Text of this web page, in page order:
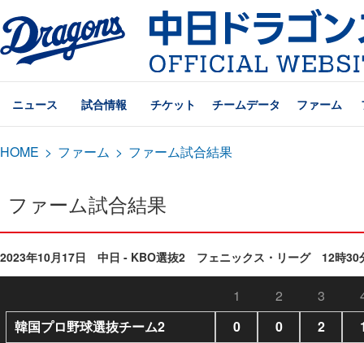
ニュース 試合情報 チケット チームデータ ファーム
HOME > ファーム > ファーム試合結果
ファーム試合結果
2023年10月17日 中日 - KBO選抜2 フェニックス・リーグ 12時30
1 2 3
韓国プロ野球選抜チーム2
0 0 2